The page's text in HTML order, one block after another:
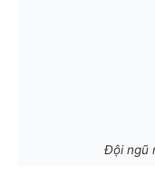
Đội ngũ